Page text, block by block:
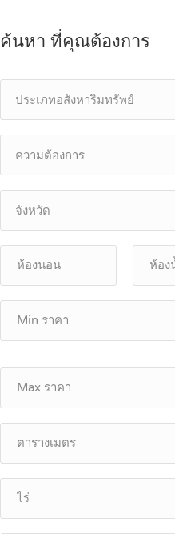
ค้นหา ที่คุณต้องการ
ประเภทอสังหาริมทรัพย์
ความต้องการ
จังหวัด